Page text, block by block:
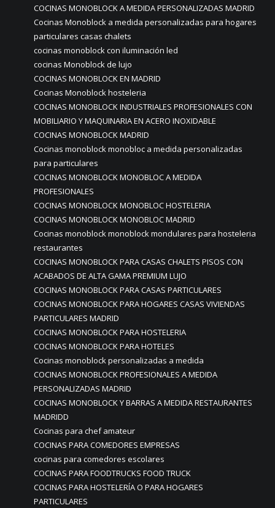
COCINAS MONOBLOCK A MEDIDA PERSONALIZADAS MADRID
Cocinas Monoblock a medida personalizadas para hogares
particulares casas chalets
cocinas monoblock con iluminación led
cocinas Monoblock de lujo
COCINAS MONOBLOCK EN MADRID
Cocinas Monoblock hosteleria
COCINAS MONOBLOCK INDUSTRIALES PROFESIONALES CON
MOBILIARIO Y MAQUINARIA EN ACERO INOXIDABLE
COCINAS MONOBLOCK MADRID
Cocinas monoblock monobloc a medida personalizadas
para particulares
COCINAS MONOBLOCK MONOBLOC A MEDIDA
PROFESIONALES
COCINAS MONOBLOCK MONOBLOC HOSTELERIA
COCINAS MONOBLOCK MONOBLOC MADRID
Cocinas monoblock monoblock mondulares para hosteleria
restaurantes
COCINAS MONOBLOCK PARA CASAS CHALETS PISOS CON
ACABADOS DE ALTA GAMA PREMIUM LUJO
COCINAS MONOBLOCK PARA CASAS PARTICULARES
COCINAS MONOBLOCK PARA HOGARES CASAS VIVIENDAS
PARTICULARES MADRID
COCINAS MONOBLOCK PARA HOSTELERIA
COCINAS MONOBLOCK PARA HOTELES
Cocinas monoblock personalizadas a medida
COCINAS MONOBLOCK PROFESIONALES A MEDIDA
PERSONALIZADAS MADRID
COCINAS MONOBLOCK Y BARRAS A MEDIDA RESTAURANTES
MADRIDD
Cocinas para chef amateur
COCINAS PARA COMEDORES EMPRESAS
cocinas para comedores escolares
COCINAS PARA FOODTRUCKS FOOD TRUCK
COCINAS PARA HOSTELERÍA O PARA HOGARES
PARTICULARES